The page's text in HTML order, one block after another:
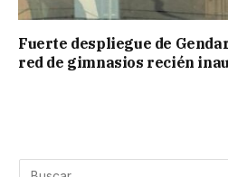
Fuerte despliegue de
red de gimnasios recién